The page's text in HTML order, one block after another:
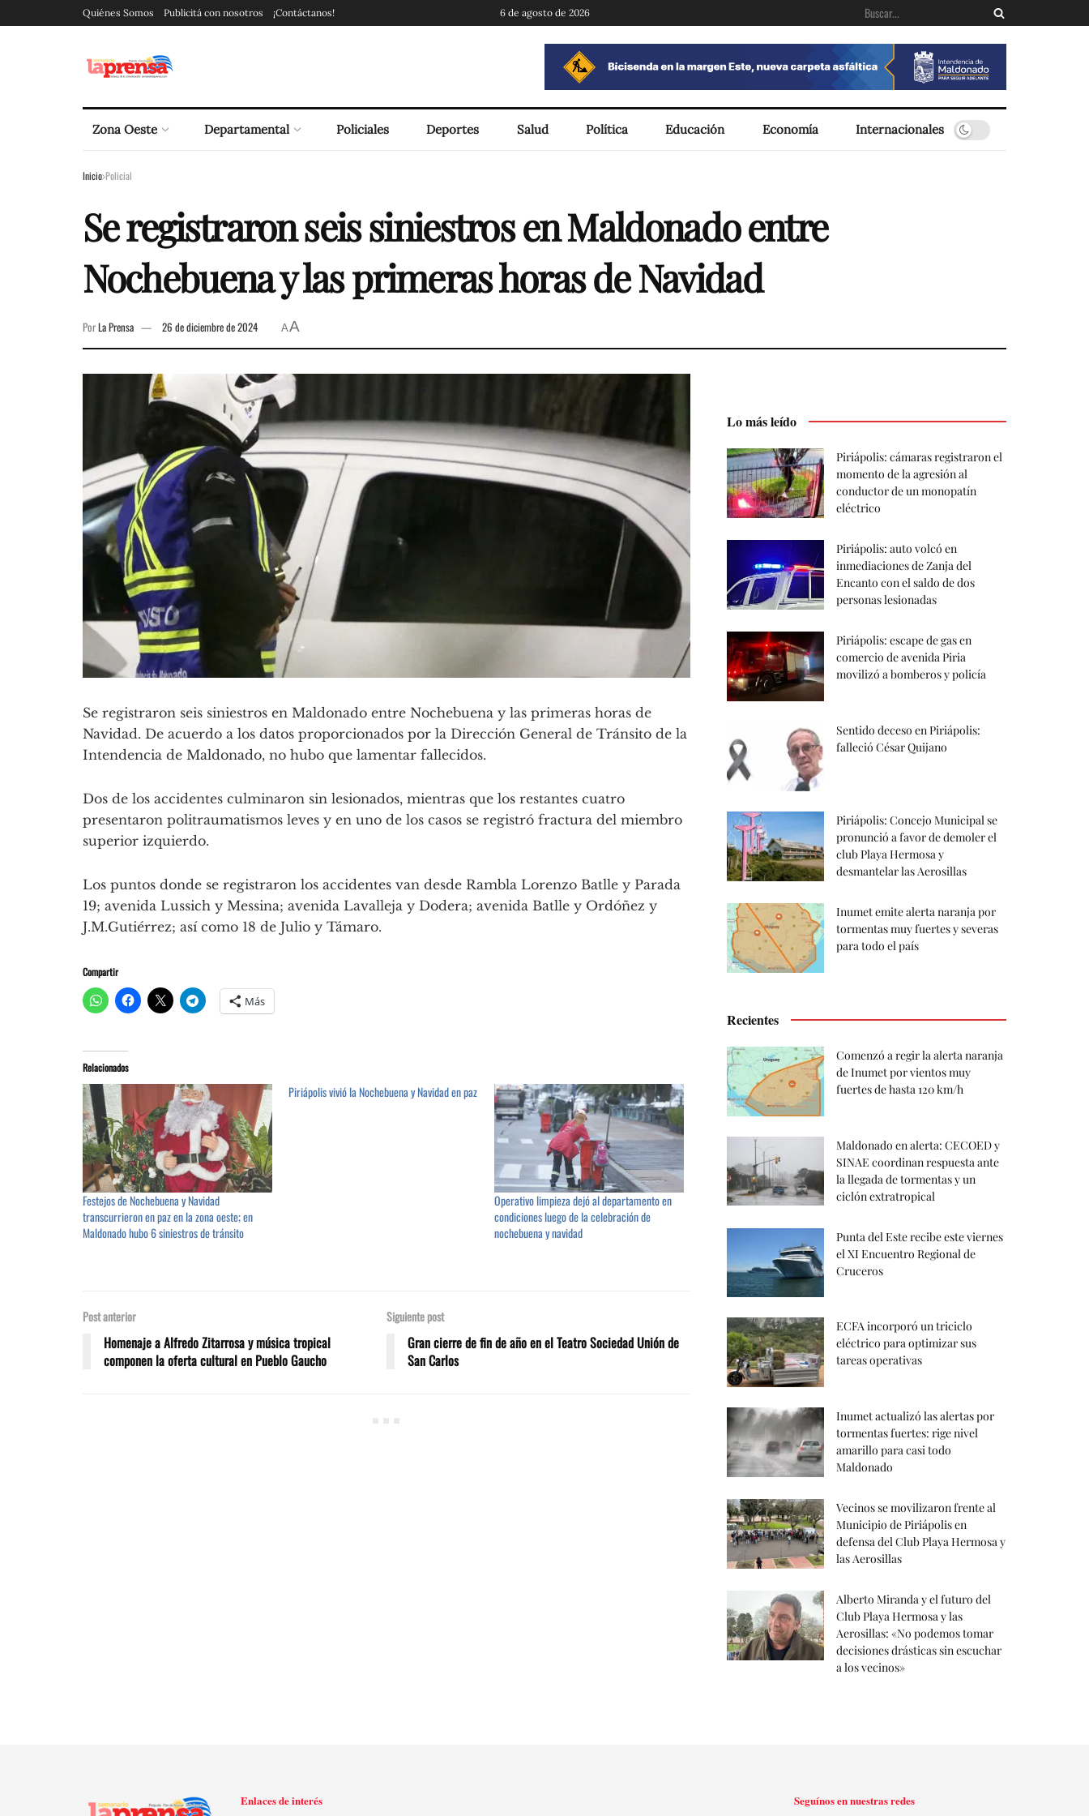
Quiénes Somos Publicitá con nosotros ¡Contáctanos! 6 de agosto de 2026
Zona Oeste Departamental Policiales Deportes Salud Política Educación Economía Internacionales
Inicio Policial
Se registraron seis siniestros en Maldonado entre
Nochebuena y las primeras horas de Navidad
PorLa Prensa 26 de diciembre de 2024 AA
Se registraron seis siniestros en Maldonado entre Nochebuena y las primeras horas de
Navidad. De acuerdo a los datos proporcionados por la Dirección General de Tránsito de la
Intendencia de Maldonado, no hubo que lamentar fallecidos.
Dos de los accidentes culminaron sin lesionados, mientras que los restantes cuatro
presentaron politraumatismos leves y en uno de los casos se registró fractura del miembro
superior izquierdo.
Los puntos donde se registraron los accidentes van desde Rambla Lorenzo Batlle y Parada
19; avenida Lussich y Messina; avenida Lavalleja y Dodera; avenida Batlle y Ordóñez y
J.M.Gutiérrez; así como 18 de Julio y Támaro.
Compartir
Más
Relacionados
Festejos de Nochebuena y Navidad
transcurrieron en paz en la zona oeste; en
Maldonado hubo 6 siniestros de tránsito
Piriápolis vivió la Nochebuena y Navidad en paz
Operativo limpieza dejó al departamento en
condiciones luego de la celebración de
nochebuena y navidad
Post anterior
Homenaje a Alfredo Zitarrosa y música tropical
componen la oferta cultural en Pueblo Gaucho
Siguiente post
Gran cierre de fin de año en el Teatro Sociedad Unión de
San Carlos
Lo más leído
Piriápolis: cámaras registraron el
momento de la agresión al
conductor de un monopatín
eléctrico
Piriápolis: auto volcó en
inmediaciones de Zanja del
Encanto con el saldo de dos
personas lesionadas
Piriápolis: escape de gas en
comercio de avenida Piria
movilizó a bomberos y policía
Sentido deceso en Piriápolis:
falleció César Quijano
Piriápolis: Concejo Municipal se
pronunció a favor de demoler el
club Playa Hermosa y
desmantelar las Aerosillas
Inumet emite alerta naranja por
tormentas muy fuertes y severas
para todo el país
Recientes
Comenzó a regir la alerta naranja
de Inumet por vientos muy
fuertes de hasta 120 km/h
Maldonado en alerta: CECOED y
SINAE coordinan respuesta ante
la llegada de tormentas y un
ciclón extratropical
Punta del Este recibe este viernes
el XI Encuentro Regional de
Cruceros
ECFA incorporó un triciclo
eléctrico para optimizar sus
tareas operativas
Inumet actualizó las alertas por
tormentas fuertes: rige nivel
amarillo para casi todo
Maldonado
Vecinos se movilizaron frente al
Municipio de Piriápolis en
defensa del Club Playa Hermosa y
las Aerosillas
Alberto Miranda y el futuro del
Club Playa Hermosa y las
Aerosillas: «No podemos tomar
decisiones drásticas sin escuchar
a los vecinos»
Enlaces de interés Seguínos en nuestras redes